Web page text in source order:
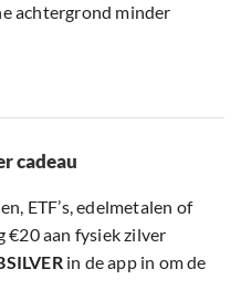
achtergrond minder
cadeau
ETF’s, edelmetalen of
€20 aan fysiek zilver
in de app in om de